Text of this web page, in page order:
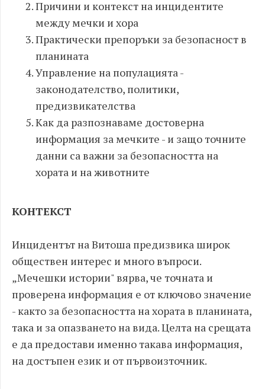
Причини и контекст на инцидентите
между мечки и хора
Практически препоръки за безопасност в
планината
Управление на популацията -
законодателство, политики,
предизвикателства
Как да разпознаваме достоверна
информация за мечките - и защо точните
данни са важни за безопасността на
хората и на животните
КОНТЕКСТ
Инцидентът на Витоша предизвика широк
обществен интерес и много въпроси.
„Мечешки истории" вярва, че точната и
проверена информация е от ключово значение
- както за безопасността на хората в планината,
така и за опазването на вида. Целта на срещата
е да предостави именно такава информация,
на достъпен език и от първоизточник.